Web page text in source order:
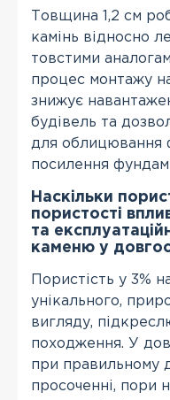
Товщина 1,2 см
камінь відносно
товстими
процес монтажу
знижує
будівель та
для облицювання
посилення
Наскільки
пористості
та
каменю у
Пористість у 3%
унікального,
вигляду,
походження. У
при правильному
просоченні, пори